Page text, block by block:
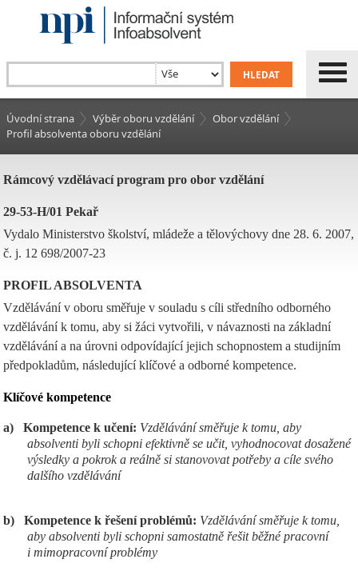
Úvodní strana Výběr oboru vzdělání
Obor vzdělání
Profil absolventa oboru vzdělání
Rámcový vzdělávací program pro obor vzdělání
29-53-H/01 Pekař
Vydalo Ministerstvo školství, mládeže a tělovýchovy dne 28. 6. 2007,
č. j. 12 698/2007-23
PROFIL ABSOLVENTA
Vzdělávání v oboru směřuje v souladu s cíli středního odborného
vzdělávání k tomu, aby si žáci vytvořili, v návaznosti na základní
vzdělávání a na úrovni odpovídající jejich schopnostem a studijním
předpokladům, následující klíčové a odborné kompetence.
Klíčové kompetence
a) Kompetence k učení: Vzdělávání směřuje k tomu, aby
absolventi byli schopni efektivně se učit, vyhodnocovat dosažené
výsledky a pokrok a reálně si stanovovat potřeby a cíle svého
dalšího vzdělávání
b) Kompetence k řešení problémů: Vzdělávání směřuje k tomu,
aby absolventi byli schopni samostatně řešit běžné pracovní
i mimopracovní problémy